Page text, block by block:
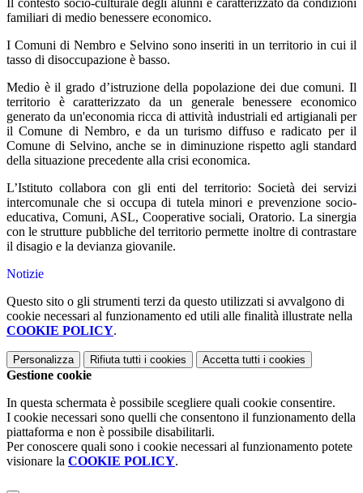
Il contesto socio-culturale degli alunni è caratterizzato da condizioni
familiari di medio benessere economico.
I Comuni di Nembro e Selvino sono inseriti in un territorio in cui il
tasso di disoccupazione è basso.
Medio è il grado d’istruzione della popolazione dei due comuni. Il
territorio è caratterizzato da un generale benessere economico
generato da un'economia ricca di attività industriali ed artigianali per
il Comune di Nembro, e da un turismo diffuso e radicato per il
Comune di Selvino, anche se in diminuzione rispetto agli standard
della situazione precedente alla crisi economica.
L’Istituto collabora con gli enti del territorio: Società dei servizi
intercomunale che si occupa di tutela minori e prevenzione socio-
educativa, Comuni, ASL, Cooperative sociali, Oratorio. La sinergia
con le strutture pubbliche del territorio permette inoltre di contrastare
il disagio e la devianza giovanile.
Notizie
Questo sito o gli strumenti terzi da questo utilizzati si avvalgono di
cookie necessari al funzionamento ed utili alle finalità illustrate nella
COOKIE POLICY.
Personalizza Rifiuta tutti i cookies Accetta tutti i cookies
Gestione cookie
In questa schermata è possibile scegliere quali cookie consentire.
I cookie necessari sono quelli che consentono il funzionamento della
piattaforma e non è possibile disabilitarli.
Per conoscere quali sono i cookie necessari al funzionamento potete
visionare la COOKIE POLICY.